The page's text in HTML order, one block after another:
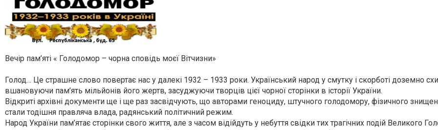
Вечір пам’яті « Голодомор – чорна сповідь моєї Вітчизни»
Голод… Це страшне слово повертає нас у далекі 1932 – 1933 роки. Український народ у смутку і скорботі доземно
вшановуючи пам’ять мільйонів його жертв, засуджуючи творців цієї чорної сторінки в історії України.
Відкриті архівні документи ще і ще раз засвідчують, що авторами геноциду, штучного голодомору, фізичного
стали тодішня правляча влада, радянський політичний режим.
Народ України пам’ятає сторінки свого життя, але з часом відійдуть у небуття свідки тих трагічних подій Великого